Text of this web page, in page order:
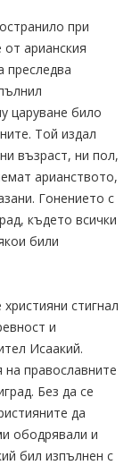
при
арианския
преследва
царуване било
Той издал
възраст, ни пол,
арианството,
Гонението с
където всички
били
стигнал
и
Исаакий.
на православните
Без да се
да
ободрявали и
бил изпълнен с